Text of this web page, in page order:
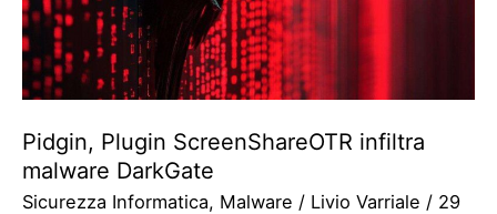
Pidgin, Plugin ScreenShareOTR infiltra
malware DarkGate
Sicurezza Informatica, Malware / Livio Varriale / 29